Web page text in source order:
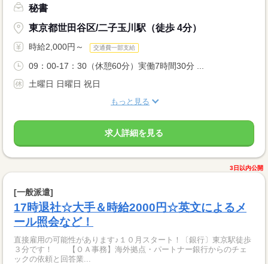
秘書
東京都世田谷区/二子玉川駅（徒歩 4分）
時給2,000円～ 交通費一部支給
09：00-17：30（休憩60分）実働7時間30分 ...
土曜日 日曜日 祝日
もっと見る
求人詳細を見る
3日以内公開
[一般派遣]
17時退社☆大手＆時給2000円☆英文によるメ
ール照会など！
直接雇用の可能性があります♪１０月スタート！〔銀行〕東京駅徒歩
３分です！ 【ＯＡ事務】海外拠点・パートナー銀行からのチェ
ックの依頼と回答業...